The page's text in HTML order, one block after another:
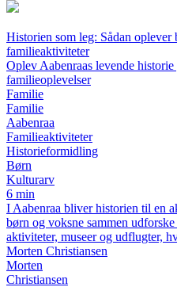
Historien som leg: Sådan oplever
familieaktiviteter
Oplev Aabenraas levende
familieoplevelser
Familie
Familie
Aabenraa
Familieaktiviteter
Historieformidling
Børn
Kulturarv
6 min
I Aabenraa bliver historien til en
børn og voksne sammen
aktiviteter, museer og udflugter,
Morten Christiansen
Morten
Christiansen